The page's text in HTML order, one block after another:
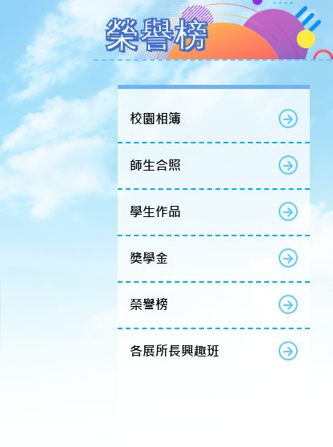
榮譽榜
校園相簿
師生合照
學生作品
獎學金
榮譽榜
各展所長興趣班